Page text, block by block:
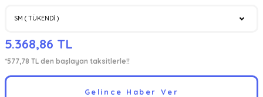
5.368,86 TL
*577,78 TL den başlayan taksitlerle!!
Gelince Haber Ver